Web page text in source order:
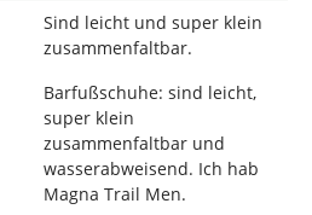
Sind leicht und super klein
zusammenfaltbar.
Barfußschuhe: sind leicht,
super klein
zusammenfaltbar und
wasserabweisend. Ich hab
Magna Trail Men.